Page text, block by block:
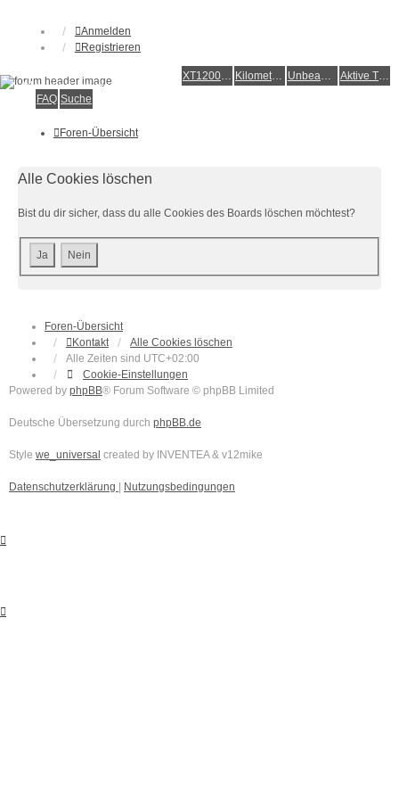
Anmelden
Registrieren
XT1200Z-Wiki Kilometerstatistik Unbeantwortete Themen Aktive Themen
Alles rund um die Yamaha XT1200Z Super Ténéré
FAQ Suche
Foren-Übersicht
Alle Cookies löschen
Bist du dir sicher, dass du alle Cookies des Boards löschen möchtest?
Foren-Übersicht
Kontakt
Alle Cookies löschen
Alle Zeiten sind UTC+02:00
Cookie-Einstellungen
Powered by phpBB® Forum Software © phpBB Limited
Deutsche Übersetzung durch phpBB.de
Style we_universal created by INVENTEA & v12mike
Datenschutzerklärung | Nutzungsbedingungen